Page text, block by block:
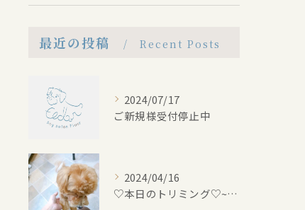
最近の投稿 Recent Posts
2024/07/17
ご新規様受付停止中
2024/04/16
♡本日のトリミング♡⁠~岡崎トリミングサロン~